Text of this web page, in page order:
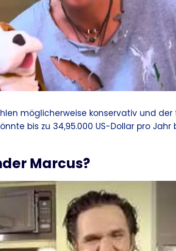
möglicherweise konservativ und
bis zu 34,95.000 US-Dollar pro Jahr
Marcus?